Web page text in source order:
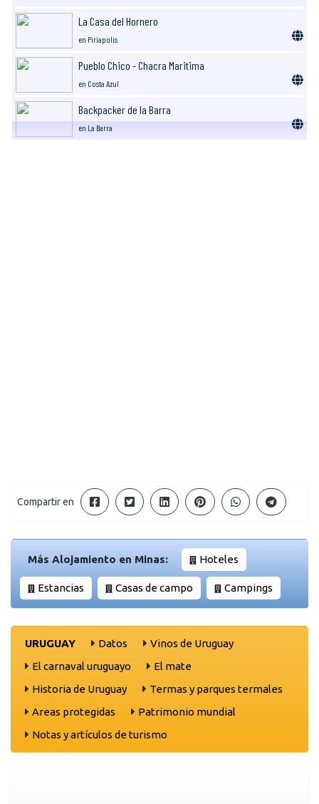
La Casa del Hornero
en Piriapolis
Pueblo Chico - Chacra Maritima
en Costa Azul
Backpacker de la Barra
en La Barra
Compartir en
Más Alojamiento en Minas: Hoteles
Estancias Casas de campo Campings
URUGUAY Datos
Vinos de Uruguay
El carnaval uruguayo
El mate
Historia de Uruguay
Termas y parques termales
Areas protegidas
Patrimonio mundial
Notas y artículos de turismo